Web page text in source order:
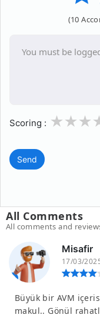
(10
Scoring : 1
Send
All Comments
All comments and
Misafir
17/03/
Büyük bir AVM
makul.. Gönül